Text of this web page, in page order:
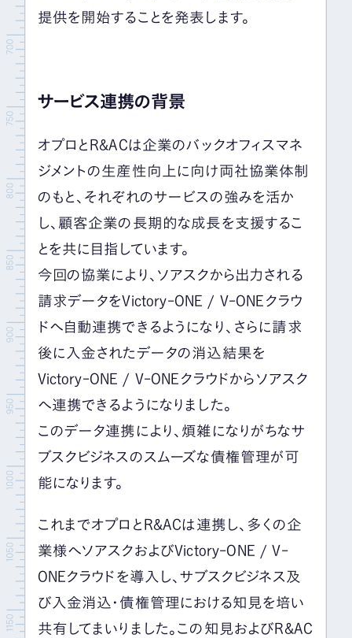
提供を開始することを発表します。
サービス連携の背景
オプロとR&ACは企業のバックオフィスマネ
ジメントの生産性向上に向け両社協業体制
のもと、それぞれのサービスの強みを活か
し、顧客企業の長期的な成長を支援するこ
とを共に目指しています。
今回の協業により、ソアスクから出力される
請求データをVictory-ONE / V-ONEクラウ
ドへ自動連携できるようになり、さらに請求
後に入金されたデータの消込結果を
Victory-ONE / V-ONEクラウドからソアスク
へ連携できるようになりました。
このデータ連携により、煩雑になりがちなサ
ブスクビジネスのスムーズな債権管理が可
能になります。
これまでオプロとR&ACは連携し、多くの企
業様へソアスクおよびVictory-ONE / V-
ONEクラウドを導入し、サブスクビジネス及
び入金消込・債権管理における知見を培い
共有してまいりました。この知見およびR&AC